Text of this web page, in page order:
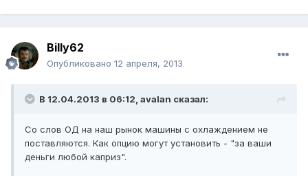
Billy62
Опубликовано 12 апреля, 2013
В 12.04.2013 в 06:12, avalan сказал:
Со слов ОД на наш рынок машины с охлаждением не
поставляются. Как опцию могут установить - "за ваши
деньги любой каприз".